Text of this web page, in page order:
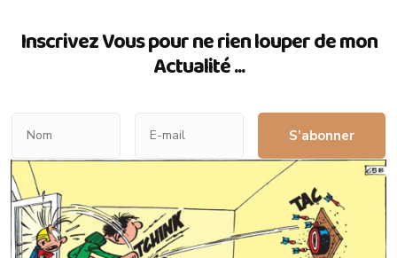
Inscrivez Vous pour ne rien louper de mon
Actualité ...
S’abonner